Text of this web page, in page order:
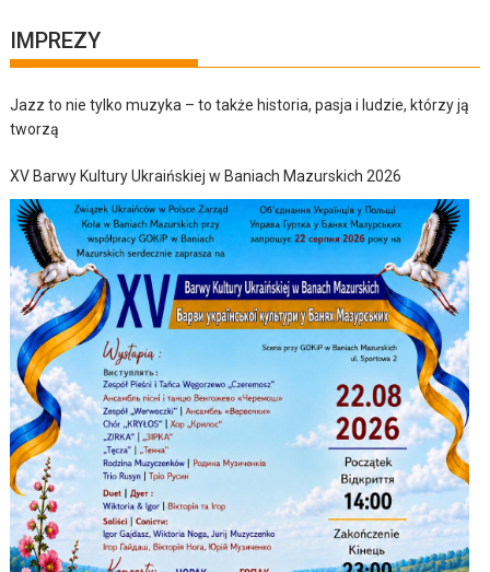
IMPREZY
Jazz to nie tylko muzyka – to także historia, pasja i ludzie, którzy ją
tworzą
XV Barwy Kultury Ukraińskiej w Baniach Mazurskich 2026